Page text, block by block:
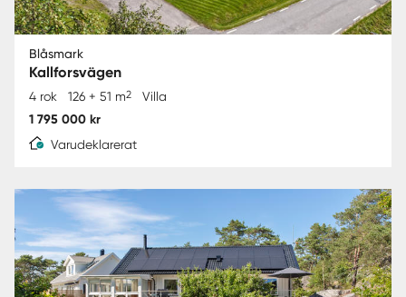
Blåsmark
Kallforsvägen
4 rok 126 + 51 m2 Villa
1 795 000 kr
Varudeklarerat